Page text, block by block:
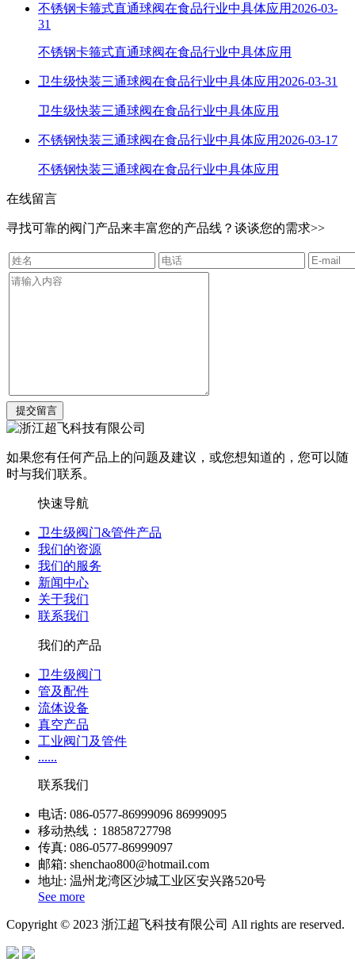
不锈钢卡箍式直通球阀在食品行业中具体应用 2026-03-
31
不锈钢卡箍式直通球阀在食品行业中具体应用
卫生级快装三通球阀在食品行业中具体应用 2026-03-31
卫生级快装三通球阀在食品行业中具体应用
不锈钢快装三通球阀在食品行业中具体应用 2026-03-17
不锈钢快装三通球阀在食品行业中具体应用
在线留言
寻找可靠的阀门产品来丰富您的产品线？谈谈您的需求>>
如果您有任何产品上的问题及建议，或您想知道的，您可以随
时与我们联系。
快速导航
卫生级阀门&管件产品
我们的资源
我们的服务
新闻中心
关于我们
联系我们
我们的产品
卫生级阀门
管及配件
流体设备
真空产品
工业阀门及管件
......
联系我们
电话: 086-0577-86999096 86999095
移动热线：18858727798
传真: 086-0577-86999097
邮箱: shenchao800@hotmail.com
地址: 温州龙湾区沙城工业区安兴路520号
See more
Copyright © 2023 浙江超飞科技有限公司 All rights are reserved.